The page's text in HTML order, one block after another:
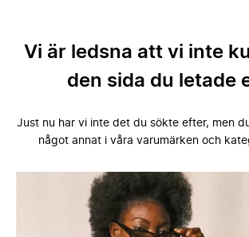
Vi är ledsna att vi inte
den sida du letade
Just nu har vi inte det du sökte efter, men
något annat i våra varumärken och